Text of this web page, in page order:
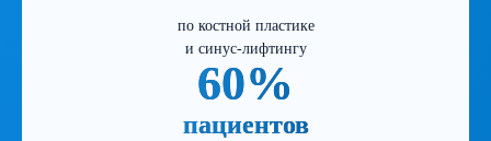
по костной пластике
и синус-лифтингу
60%
пациентов